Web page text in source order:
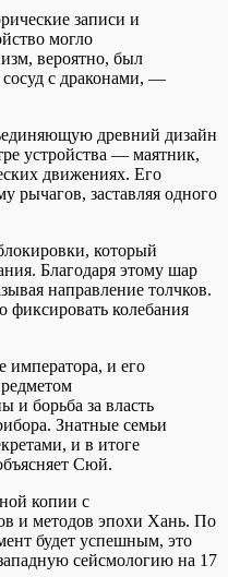
записи и
могло
вероятно, был
с драконами, —
древний дизайн
устройства — маятник,
движениях. Его
рычагов, заставляя одного
который
Благодаря этому шар
направление толчков.
фиксировать колебания
и его
и борьба за власть
Знатные семьи
и в итоге
Сюй.
копии с
и методов эпохи Хань. По
будет успешным, это
сейсмологию на 17